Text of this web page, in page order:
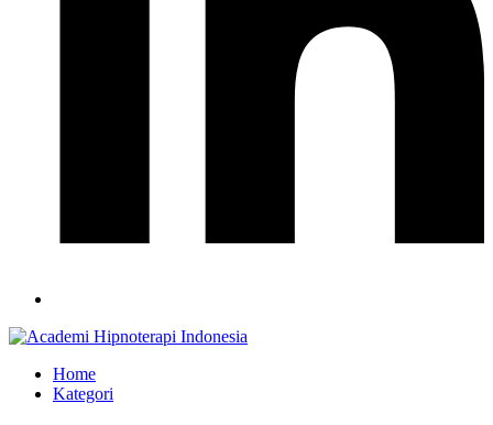
Home
Kategori